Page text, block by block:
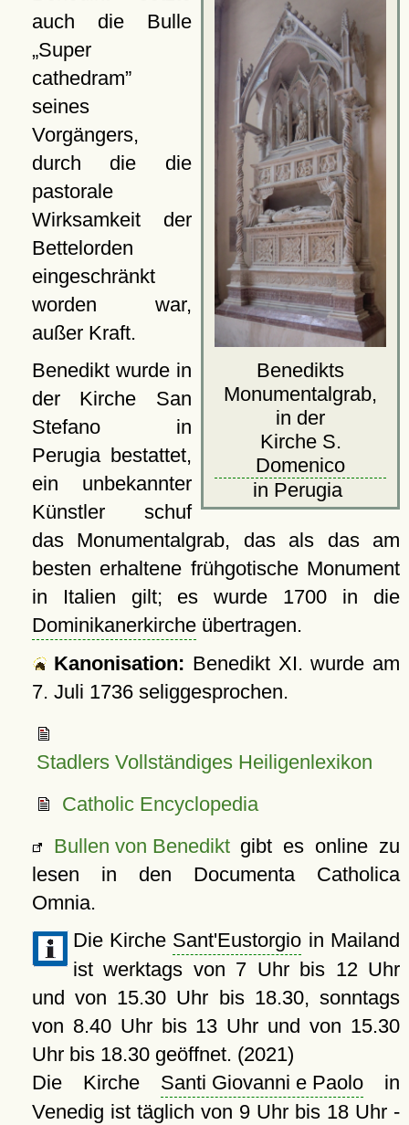
Benedikts
Monumentalgrab,
in der
Kirche S.
Domenico
in Perugia
auch die Bulle
Super
cathedram
seines
Vorgängers,
durch die die
pastorale
Wirksamkeit der
Bettelorden
eingeschränkt
worden war,
außer Kraft.
Benedikt wurde in
der Kirche San
Stefano in
Perugia bestattet,
ein unbekannter
Künstler schuf
das Monumentalgrab, das als das am
besten erhaltene frühgotische Monument
in Italien gilt; es wurde 1700 in die
Dominikanerkircheübertragen.
Kanonisation: Benedikt XI. wurde am
7. Juli 1736seliggesprochen.
Stadlers Vollständiges Heiligenlexikon
Catholic Encyclopedia
Bullen von Benediktgibt es online zu
lesen in den Documenta Catholica
Omnia.
Die Kirche Sant'Eustorgio in Mailand
ist werktags von 7 Uhr bis 12 Uhr
und von 15.30 Uhr bis 18.30, sonntags
von 8.40 Uhr bis 13 Uhr und von 15.30
Uhr bis 18.30 geöffnet. (2021)
Die Kirche Santi Giovanni e Paoloin
Venedig ist täglich von 9 Uhr bis 18 Uhr -